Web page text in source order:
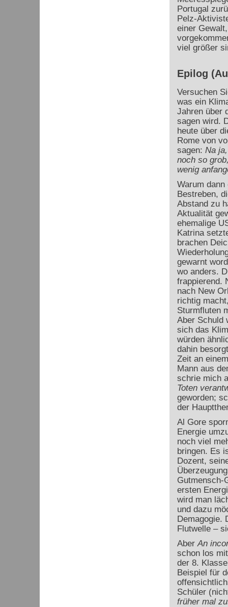
Portugal
Pelz-
einer
viel größer
Epilog
Versuchen
was ein
Jahren über
sagen wird.
heute über
Rome von
sagen: Na
noch so
wenig
Warum dann
Bestreben,
Abstand zu
Aktualität
ehemalige
Katrina
brachen
gewarnt
wo anders.
frappierend.
nach New
richtig
Sturmfluten
Aber Schuld
sich das
würden
dahin
Zeit an
Mann aus
schrie mich
Toten
geworden;
der
Al Gore
Energie
noch viel
bringen. Es
Dozent,
Gutmensch-
ersten
wird man
und dazu
Demagogie.
Flutwelle –
AberAn
schon los
der 8.
Beispiel für
Schüler
früher mal